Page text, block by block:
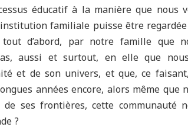
éducatif à la manière que nous
familiale puisse être
tout d’abord, par notre famille que
pas, aussi et surtout, en elle que
et de son univers, et que, ce
années encore, alors même que
ses frontières, cette communauté
?